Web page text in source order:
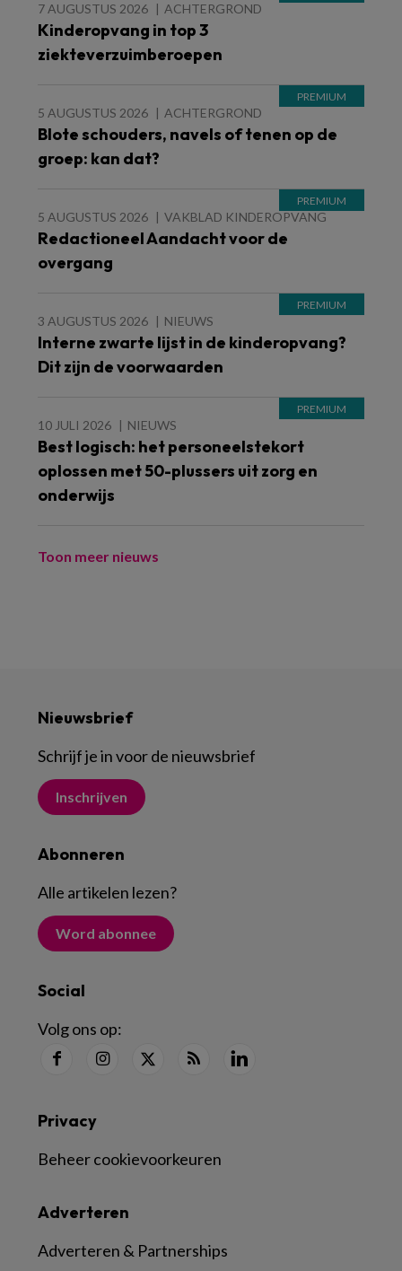
7 AUGUSTUS 2026 ACHTERGROND
Kinderopvang in top 3
ziekteverzuimberoepen
5 AUGUSTUS 2026 ACHTERGROND
Blote schouders, navels of tenen op de
groep: kan dat?
5 AUGUSTUS 2026 VAKBLAD KINDEROPVANG
Redactioneel Aandacht voor de
overgang
3 AUGUSTUS 2026 NIEUWS
Interne zwarte lijst in de kinderopvang?
Dit zijn de voorwaarden
10 JULI 2026 NIEUWS
Best logisch: het personeelstekort
oplossen met 50-plussers uit zorg en
onderwijs
Toon meer nieuws
Nieuwsbrief
Schrijf je in voor de nieuwsbrief
Inschrijven
Abonneren
Alle artikelen lezen?
Word abonnee
Social
Volg ons op:
Adverteren
Adverteren & Partnerships
Privacy
Beheer cookievoorkeuren